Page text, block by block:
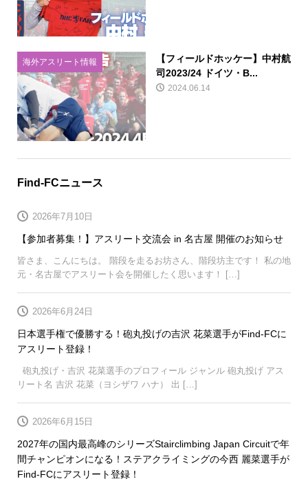
海外アスリート情報
【フィールドホッケー】中村航
司2023/24 ドイツ・B...
2024.06.14
Find-FCニュース
【参加者募集！】アスリート交流会 in 名古屋 開催のお知らせ
2026年7月10日
皆さま、こんにちは。 階段を走るお坊さん、階段坊主です！ 私の地
元・名古屋でアスリート会を開催したく思います！ […]
日本選手権で優勝する！砲丸投げの吉沢 花菜選手がFind-FCに
アスリート登録！
2026年6月24日
砲丸投げ・吉沢 花菜選手のプロフィール ジャンル 砲丸投げ アス
リート名 吉沢 花菜（ヨシザワ ハナ） 出 […]
2027年の国内最高峰のシリーズStairclimbing Japan Circuitで年
間チャンピオンになる！ステアクライミングの今西 麗菜選手が
Find-FCにアスリート登録！
2026年6月15日